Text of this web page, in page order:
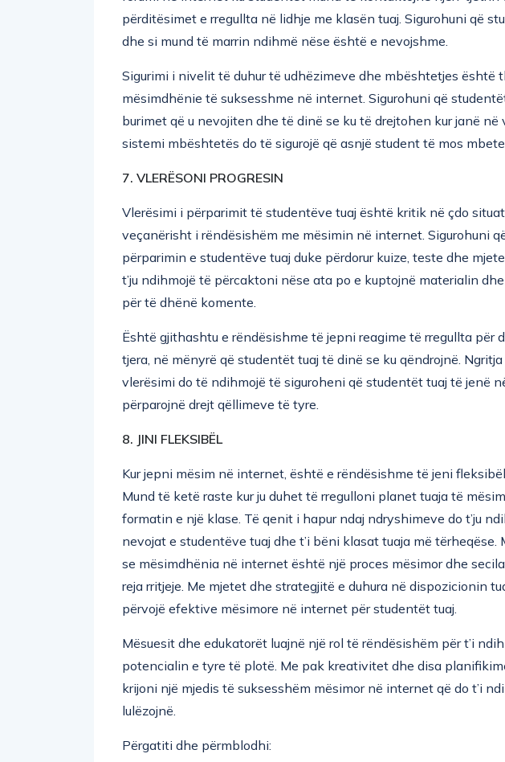
përditësimet e rregullta në lidhje me klasën tuaj. Sigurohuni që
dhe si mund të marrin ndihmë nëse është e nevojshme.
Sigurimi i nivelit të duhur të udhëzimeve dhe mbështetjes është
mësimdhënie të suksesshme në internet. Sigurohuni që
burimet që u nevojiten dhe të dinë se ku të drejtohen kur janë në
sistemi mbështetës do të sigurojë që asnjë student të mos
7. VLERËSONI PROGRESIN
Vlerësimi i përparimit të studentëve tuaj është kritik në çdo
veçanërisht i rëndësishëm me mësimin në internet. Sigurohuni
përparimin e studentëve tuaj duke përdorur kuize, teste dhe
t’ju ndihmojë të përcaktoni nëse ata po e kuptojnë materialin dhe
për të dhënë komente.
Është gjithashtu e rëndësishme të jepni reagime të rregullta për
tjera, në mënyrë që studentët tuaj të dinë se ku qëndrojnë.
vlerësimi do të ndihmojë të siguroheni që studentët tuaj të jenë
përparojnë drejt qëllimeve të tyre.
8. JINI FLEKSIBËL
Kur jepni mësim në internet, është e rëndësishme të jeni
Mund të ketë raste kur ju duhet të rregulloni planet tuaja të
formatin e një klase. Të qenit i hapur ndaj ndryshimeve do t’ju
nevojat e studentëve tuaj dhe t’i bëni klasat tuaja më
se mësimdhënia në internet është një proces mësimor dhe
reja rritjeje. Me mjetet dhe strategjitë e duhura në dispozicionin
përvojë efektive mësimore në internet për studentët tuaj.
Mësuesit dhe edukatorët luajnë një rol të rëndësishëm për t’i
potencialin e tyre të plotë. Me pak kreativitet dhe disa
krijoni një mjedis të suksesshëm mësimor në internet që do t’i
lulëzojnë.
Përgatiti dhe përmblodhi: